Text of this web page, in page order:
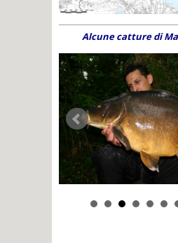
Alcune catture di